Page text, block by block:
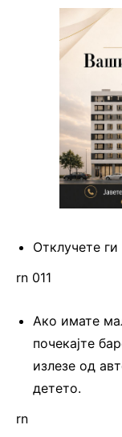
Отклучете ги
rn 011
Ако имате
почекајте
излезе од
детето.
rn